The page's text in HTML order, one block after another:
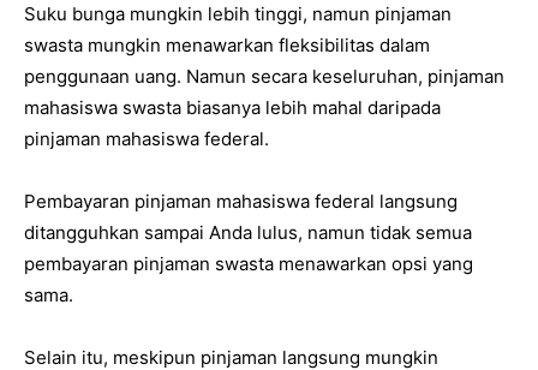
Suku bunga mungkin lebih tinggi, namun pinjaman
swasta mungkin menawarkan fleksibilitas dalam
penggunaan uang. Namun secara keseluruhan, pinjaman
mahasiswa swasta biasanya lebih mahal daripada
pinjaman mahasiswa federal.
Pembayaran pinjaman mahasiswa federal langsung
ditangguhkan sampai Anda lulus, namun tidak semua
pembayaran pinjaman swasta menawarkan opsi yang
sama.
Selain itu, meskipun pinjaman langsung mungkin